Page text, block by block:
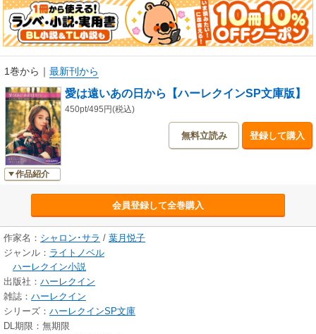
ーンに、レイチェルは強烈な引力を感じた。
＊本書は、ハーレクイン文庫から既に配信されている作品のハーレクイン
SP文庫版となります。 ご購入の際は十分ご注意ください。
1巻から ｜ 最新刊から
作品紹介
愛は遠いあの日から【ハーレクインSP文庫版】
450pt/495円(税込)
無料立読み 登録して購入
会員登録して全巻購入
作家名： シャロン･サラ / 葉月悦子
ジャンル： ライトノベル
ハーレクイン小説
出版社： ハーレクイン
雑誌： ハーレクイン
シリーズ： ハーレクインSP文庫
DL期限：無期限